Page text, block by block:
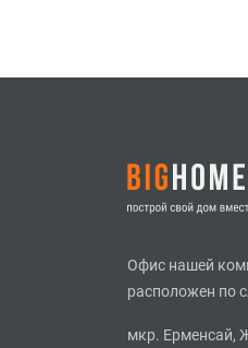
Офис нашей
расположен по
мкр. Ерменсай,